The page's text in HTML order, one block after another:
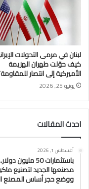
لبنان في مرمى التحولات
كيف حوّلت طهران الهزيمة
الأميركية إلى انتصار
يونيو 25, 2026
احدث المقالات
أغسطس 1, 2026
باستثمارات 50
ووضع حجر أساس المصنع